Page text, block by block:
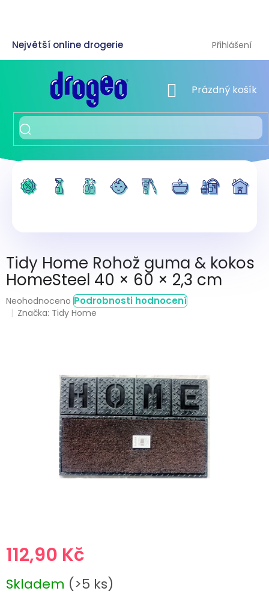
Přihlášení
NÁKUPNÍ KOŠÍK
Prázdný košík
Tidy Home Rohož guma & kokos
HomeSteel 40 × 60 × 2,3 cm
Průměrné
hodnocení
Neohodnoceno Podrobnosti hodnocení
Značka: Tidy Home
112,90 Kč
cena:
Skladem (>5 ks)